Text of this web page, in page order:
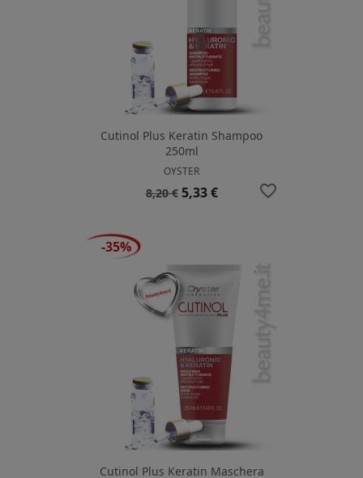
Cutinol Plus Keratin Shampoo
250ml
OYSTER
Prezzo
8,20 € Prezzo
5,33 € favorite_border
Cutinol Plus Keratin Maschera
-35%